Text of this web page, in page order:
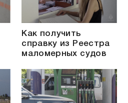
Как получить
справку из Реестра
маломерных судов